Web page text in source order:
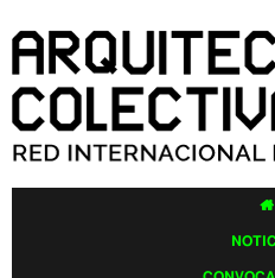
contenido
principal
